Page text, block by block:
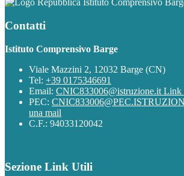
Istituto Comprensivo
Contatti
Istituto Comprensivo Barge
Viale Mazzini 2, 12032 Barge (CN)
Tel: +39 0175346691
Email: CNIC833006@istruzione.it Link
PEC:
una mail
C.F.: 94033120042
Sezione Link Utili